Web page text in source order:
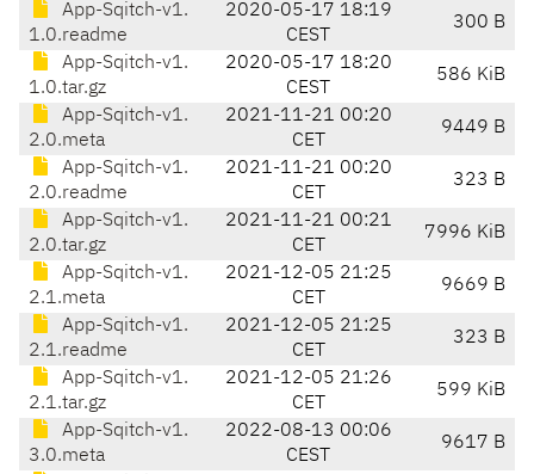
App-Sqitch-v1.
1.0.readme
2020-05-17 18:19
CEST
300 B
App-Sqitch-v1.
1.0.tar.gz
2020-05-17 18:20
CEST
586 KiB
App-Sqitch-v1.
2.0.meta
2021-11-21 00:20
CET
9449 B
App-Sqitch-v1.
2.0.readme
2021-11-21 00:20
CET
323 B
App-Sqitch-v1.
2.0.tar.gz
2021-11-21 00:21
CET
7996 KiB
App-Sqitch-v1.
2.1.meta
2021-12-05 21:25
CET
9669 B
App-Sqitch-v1.
2.1.readme
2021-12-05 21:25
CET
323 B
App-Sqitch-v1.
2.1.tar.gz
2021-12-05 21:26
CET
599 KiB
App-Sqitch-v1.
3.0.meta
2022-08-13 00:06
CEST
9617 B